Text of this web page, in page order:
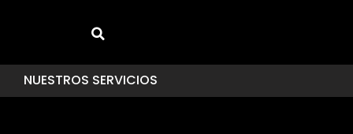
NUESTROS SERVICIOS